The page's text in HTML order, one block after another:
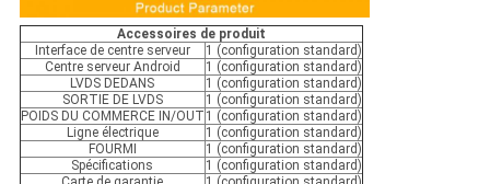
Accessoires de produit
Interface de centre serveur
1 (configuration standard)
Centre serveur Android
1 (configuration standard)
LVDS DEDANS
1 (configuration standard)
SORTIE DE LVDS
1 (configuration standard)
POIDS DU COMMERCE IN/OUT 1 (configuration standard)
Ligne électrique
1 (configuration standard)
FOURMI
1 (configuration standard)
Spécifications
1 (configuration standard)